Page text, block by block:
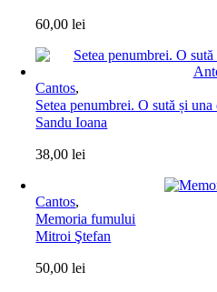
60,00lei
Cantos,
Setea penumbrei. O sută și
Sandu Ioana
38,00lei
Cantos,
Memoria fumului
Mitroi Ştefan
50,00lei